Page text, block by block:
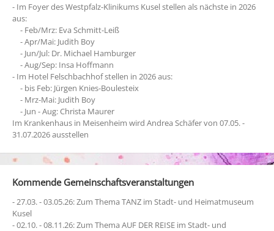
- Im Foyer des Westpfalz-Klinikums Kusel stellen als nächste in 2026
aus:
- Feb/Mrz: Eva Schmitt-Leiß
- Apr/Mai: Judith Boy
- Jun/Jul: Dr. Michael Hamburger
- Aug/Sep: Insa Hoffmann
- Im Hotel Felschbachhof stellen in 2026 aus:
- bis Feb: Jürgen Knies-Boulesteix
- Mrz-Mai: Judith Boy
- Jun - Aug: Christa Maurer
Im Krankenhaus in Meisenheim wird Andrea Schäfer von 07.05. -
31.07.2026 ausstellen
Kommende Gemeinschaftsveranstaltungen
- 27.03. - 03.05.26: Zum Thema TANZ im Stadt- und Heimatmuseum
Kusel
- 02.10. - 08.11.26: Zum Thema AUF DER REISE im Stadt- und